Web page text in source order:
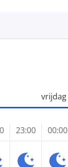
23:00
vrijdag
00:00